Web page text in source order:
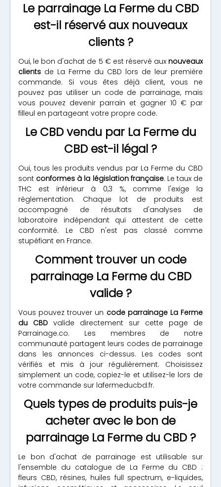
Le parrainage La Ferme du CBD
est-il réservé aux nouveaux
clients ?
Oui, le bon d'achat de 5 € est réservé aux nouveaux
clients de La Ferme du CBD lors de leur première
commande. Si vous êtes déjà client, vous ne
pouvez pas utiliser un code de parrainage, mais
vous pouvez devenir parrain et gagner 10 € par
filleul en partageant votre propre code.
Le CBD vendu par La Ferme du
CBD est-il légal ?
Oui, tous les produits vendus par La Ferme du CBD
sont conformes à la législation française. Le taux de
THC est inférieur à 0,3 %, comme l'exige la
réglementation. Chaque lot de produits est
accompagné de résultats d'analyses de
laboratoire indépendant qui attestent de cette
conformité. Le CBD n'est pas classé comme
stupéfiant en France.
Comment trouver un code
parrainage La Ferme du CBD
valide ?
Vous pouvez trouver un code parrainage La Ferme
du CBD valide directement sur cette page de
Parrainage.co. Les membres de notre
communauté partagent leurs codes de parrainage
dans les annonces ci-dessus. Les codes sont
vérifiés et mis à jour régulièrement. Choisissez
simplement un code, copiez-le et utilisez-le lors de
votre commande sur lafermeducbd.fr.
Quels types de produits puis-je
acheter avec le bon de
parrainage La Ferme du CBD ?
Le bon d'achat de parrainage est utilisable sur
l'ensemble du catalogue de La Ferme du CBD :
fleurs CBD, résines, huiles full spectrum, e-liquides,